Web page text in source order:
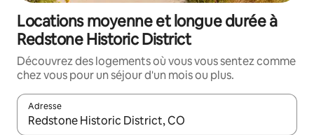
Locations moyenne et longue durée à
Redstone Historic District
Découvrez des logements où vous vous sentez comme
chez vous pour un séjour d'un mois ou plus.
Adresse
Lorsque les résultats s'affichent, utilisez les flèches vers le